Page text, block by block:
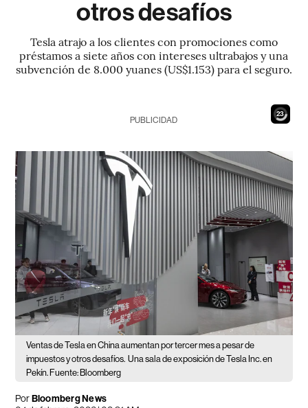
otros desafíos
Tesla atrajo a los clientes con promociones como
préstamos a siete años con intereses ultrabajos y una
subvención de 8.000 yuanes (US$1.153) para el seguro.
21
PUBLICIDAD
Ventas de Tesla en China aumentan por tercer mes a pesar de
impuestos y otros desafíos. Una sala de exposición de Tesla Inc. en
Pekín. Fuente: Bloomberg
PorBloomberg News